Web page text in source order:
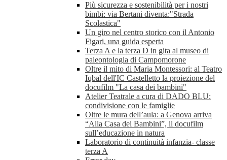
Più sicurezza e sostenibilità per i nostri
bimbi: via Bertani diventa:"Strada
Scolastica"
Un giro nel centro storico con il Antonio
Figari, una guida esperta
Terza A e la terza D in gita al museo di
paleontologia di Campomorone
Oltre il mito di Maria Montessori: al Teatro
Iqbal dell'IC Castelletto la proiezione del
docufilm "La casa dei bambini"
Atelier Teatrale a cura di DADO BLU:
condivisione con le famiglie
Oltre le mura dell’aula: a Genova arriva
“Alla Casa dei Bambini”, il docufilm
sull’educazione in natura
Laboratorio di continuità infanzia- classe
terza A